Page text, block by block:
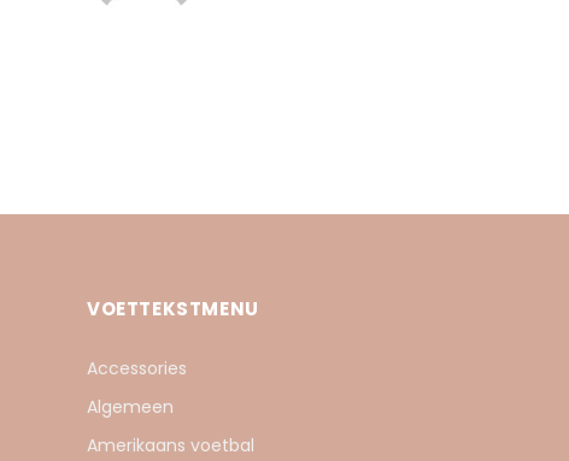
VOETTEKSTMENU
Accessories
Algemeen
Amerikaans voetbal